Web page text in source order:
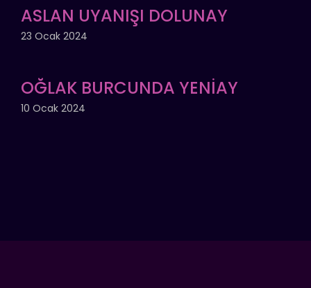
ASLAN UYANIŞI DOLUNAY
23 Ocak 2024
OĞLAK BURCUNDA YENİAY
10 Ocak 2024